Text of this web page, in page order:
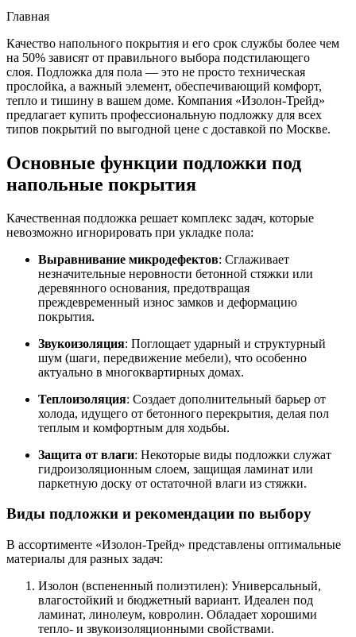
Главная
Качество напольного покрытия и его срок службы более чем
на 50% зависят от правильного выбора подстилающего
слоя. Подложка для пола — это не просто техническая
прослойка, а важный элемент, обеспечивающий комфорт,
тепло и тишину в вашем доме. Компания «Изолон-Трейд»
предлагает купить профессиональную подложку для всех
типов покрытий по выгодной цене с доставкой по Москве.
Основные функции подложки под
напольные покрытия
Качественная подложка решает комплекс задач, которые
невозможно игнорировать при укладке пола:
Выравнивание микродефектов: Сглаживает
незначительные неровности бетонной стяжки или
деревянного основания, предотвращая
преждевременный износ замков и деформацию
покрытия.
Звукоизоляция: Поглощает ударный и структурный
шум (шаги, передвижение мебели), что особенно
актуально в многоквартирных домах.
Теплоизоляция: Создает дополнительный барьер от
холода, идущего от бетонного перекрытия, делая пол
теплым и комфортным для ходьбы.
Защита от влаги: Некоторые виды подложки служат
гидроизоляционным слоем, защищая ламинат или
паркетную доску от остаточной влаги из стяжки.
Виды подложки и рекомендации по выбору
В ассортименте «Изолон-Трейд» представлены оптимальные
материалы для разных задач:
Изолон (вспененный полиэтилен): Универсальный,
влагостойкий и бюджетный вариант. Идеален под
ламинат, линолеум, ковролин. Обладает хорошими
тепло- и звукоизоляционными свойствами.